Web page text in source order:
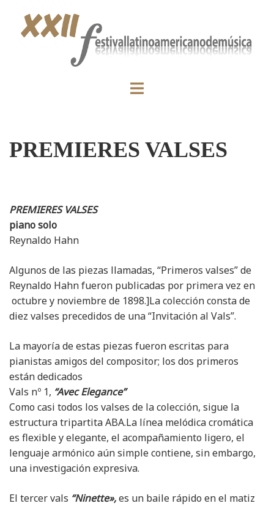
PREMIERES VALSES
PREMIERES VALSES
piano solo
Reynaldo Hahn
Algunos de las piezas llamadas, “Primeros valses” de
Reynaldo Hahn fueron publicadas por primera vez en
octubre y noviembre de 1898.]La colección consta de
diez valses precedidos de una “Invitación al Vals”.
La mayoría de estas piezas fueron escritas para
pianistas amigos del compositor; los dos primeros
están dedicados
Vals nº 1, “Avec Elegance”
Como casi todos los valses de la colección, sigue la
estructura tripartita ABA.La línea melódica cromática
es flexible y elegante, el acompañamiento ligero, el
lenguaje armónico aún simple contiene, sin embargo,
una investigación expresiva.
El tercer vals “Ninette»,es un baile rápido en el matiz